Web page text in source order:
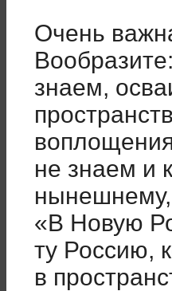
Очень
знаем,
не знаем и
«В Новую
ту Россию,
в